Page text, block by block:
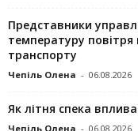
Представники
температуру
транспорту
Чепіль Олена - 06.08.2026
Як літня спека
Чепіль Олена - 06.08.2026